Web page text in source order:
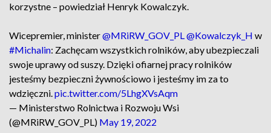
korzystne – powiedział Henryk Kowalczyk.
Wicepremier, minister@MRiRW_GOV_PL@Kowalczyk_H w
#Michalin: Zachęcam wszystkich rolników, aby ubezpieczali
swoje uprawy od suszy. Dzięki ofiarnej pracy rolników
jesteśmy bezpieczni żywnościowo i jesteśmy im za to
wdzięczni.pic.twitter.com/5LhgXVsAqm
— Ministerstwo Rolnictwa i Rozwoju Wsi
(@MRiRW_GOV_PL) May 19, 2022